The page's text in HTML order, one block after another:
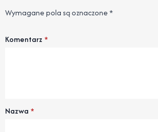
Wymagane pola są oznaczone*
Komentarz *
Nazwa *